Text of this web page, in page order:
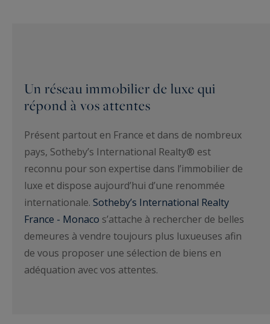
Un réseau immobilier de luxe qui
répond à vos attentes
Présent partout en France et dans de nombreux
pays, Sotheby’s International Realty® est
reconnu pour son expertise dans l’immobilier de
luxe et dispose aujourd’hui d’une renommée
internationale. Sotheby’s International Realty
France - Monaco s’attache à rechercher de belles
demeures à vendre toujours plus luxueuses afin
de vous proposer une sélection de biens en
adéquation avec vos attentes.